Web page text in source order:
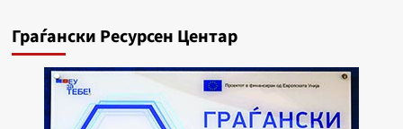
Граѓански Ресурсен Центар